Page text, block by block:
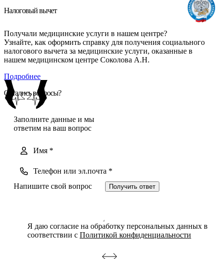
Налоговый вычет
Получали медицинские услуги в нашем центре?
Узнайте, как оформить справку для получения социального
налогового вычета за медицинские услуги, оказанные в
нашем медицинском центре Соколова А.Н.
Подробнее
Остались вопросы?
Заполните данные и мы
ответим на ваш вопрос
Получить ответ
Я даю согласие на обработку персональных данных в
соответствии с Политикой конфиденциальности